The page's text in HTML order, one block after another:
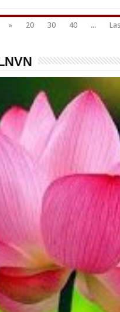
» 20 30 40 ...
Việt Nam” của HT. Thích